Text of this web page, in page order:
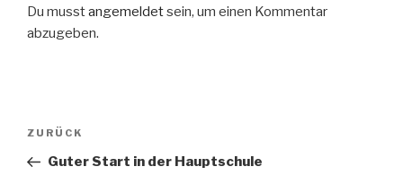
Du musstangemeldetsein, um einen Kommentar
abzugeben.
Beitragsnavigation
Vorheriger
Beitrag
ZURÜCK
Guter Start in der Hauptschule